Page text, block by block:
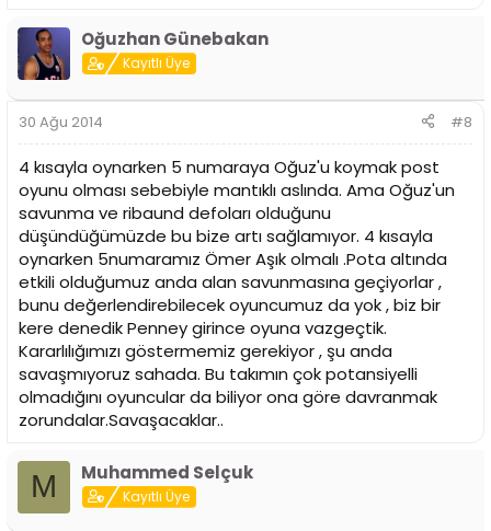
Oğuzhan Günebakan
Kayıtlı Üye
30 Ağu 2014 #8
4 kısayla oynarken 5 numaraya Oğuz'u koymak post
oyunu olması sebebiyle mantıklı aslında. Ama Oğuz'un
savunma ve ribaund defoları olduğunu
düşündüğümüzde bu bize artı sağlamıyor. 4 kısayla
oynarken 5numaramız Ömer Aşık olmalı .Pota altında
etkili olduğumuz anda alan savunmasına geçiyorlar ,
bunu değerlendirebilecek oyuncumuz da yok , biz bir
kere denedik Penney girince oyuna vazgeçtik.
Kararlılığımızı göstermemiz gerekiyor , şu anda
savaşmıyoruz sahada. Bu takımın çok potansiyelli
olmadığını oyuncular da biliyor ona göre davranmak
zorundalar.Savaşacaklar..
M Muhammed Selçuk
Kayıtlı Üye